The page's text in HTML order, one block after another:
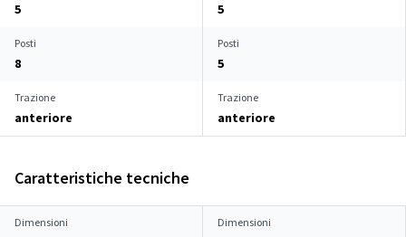
5 5
Posti
8
Posti
5
Trazione
anteriore
Trazione
anteriore
Caratteristiche tecniche
Dimensioni Dimensioni